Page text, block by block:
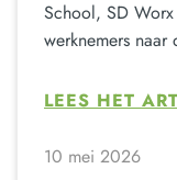
School, SD
werknemers
LEES HET
10 mei 2026